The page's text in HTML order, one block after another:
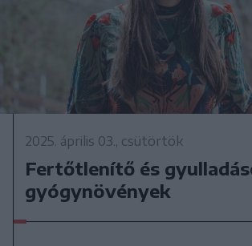
2025. április 03., csütörtök
Fertőtlenítő és
gyógynövények